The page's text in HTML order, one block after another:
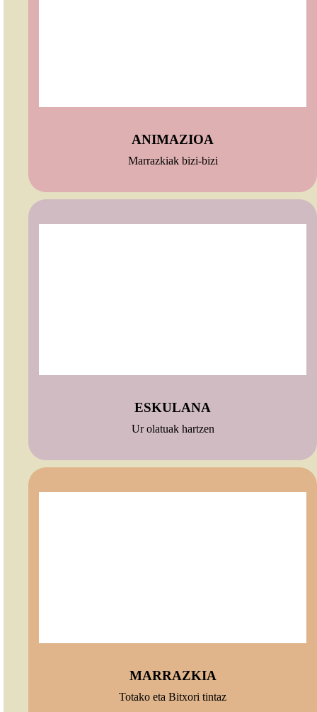
ANIMAZIOA
Marrazkiak bizi-bizi
ESKULANA
Ur olatuak hartzen
MARRAZKIA
Totako eta Bitxori tintaz